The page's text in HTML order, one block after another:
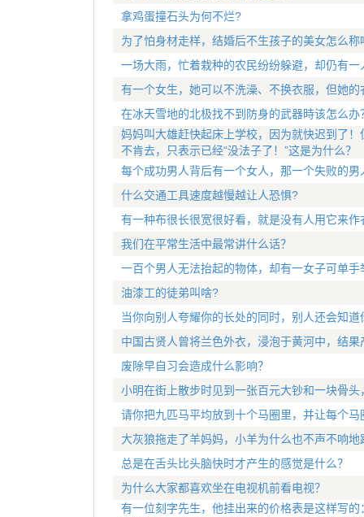
拿鸡蛋撞石头为何不烂?
为了怕身材走样，结婚后不生孩子的美女怎么称
一场大雨，忙着栽种的农民纷纷躲避，却仍有一
有一个女生，她可以不洗澡、不换衣服，但她
在冰天雪地的北极找不到防身的武器時该怎么办
妈妈叫大雄赶快起床上学校，因为就快迟到了
不肯去，只表示已经“没法子了！”这是为什么？
每个成功男人背后有一个女人，那一个失败的男
什么交通工具速度越慢越让人恐惧?
有一种布很长很宽很好看，就是没有人用它来
我们在平常生活中最常讲什么话？
一百个男人无法抬起的物体，却有一女子可单
油漆工的徒弟叫啥?
当你向别人夸耀你的长处的同时，别人还会知道
中国古贤人曾将兰色外衣，浸泡于黄河中，结果
废除早自习会造成什么影响？
小明在街上散步时见到一张百元大钞和一块骨
请你把九匹马平均放到十个马圈里，并让每个
大灰狼拖走了羊妈妈，小羊为什么也不声不响地
总是在舌头比头脑快时才产生的感觉是什么？
为什么大家都喜欢坐在电视机前看电视？
有一位刻字先生，他挂出来的价格表是这样写的